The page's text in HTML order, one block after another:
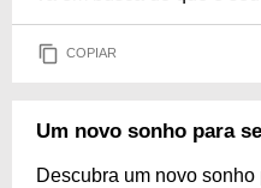
COPIAR
Um novo sonho para
Descubra um novo